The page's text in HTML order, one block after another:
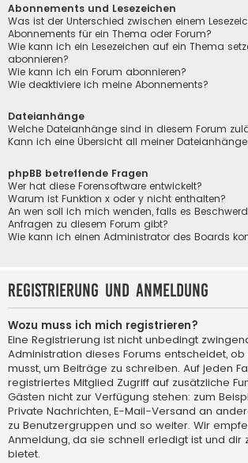
Abonnements und Lesezeichen
Was ist der Unterschied zwischen einem
Abonnements für ein Thema oder Forum?
Wie kann ich ein Lesezeichen auf ein Thema
abonnieren?
Wie kann ich ein Forum abonnieren?
Wie deaktiviere ich meine Abonnements?
Dateianhänge
Welche Dateianhänge sind in diesem Forum
Kann ich eine Übersicht all meiner
phpBB betreffende Fragen
Wer hat diese Forensoftware entwickelt?
Warum ist Funktion x oder y nicht enthalten?
An wen soll ich mich wenden, falls es
Anfragen zu diesem Forum gibt?
Wie kann ich einen Administrator des Boards
Registrierung und Anmeldung
Wozu muss ich mich registrieren?
Eine Registrierung ist nicht unbedingt
Administration dieses Forums entscheidet,
musst, um Beiträge zu schreiben. Auf jeden
registriertes Mitglied Zugriff auf zusätzliche
Gästen nicht zur Verfügung stehen: zum
Private Nachrichten, E-Mail-Versand an
zu Benutzergruppen und so weiter. Wir
Anmeldung, da sie schnell erledigt ist und dir
bietet.